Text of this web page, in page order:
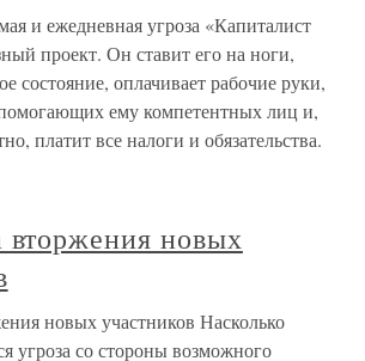
и ежедневная угроза «Капиталист
проект. Он ставит его на ноги,
состояние, оплачивает рабочие руки,
ему компетентных лиц и,
платит все налоги и обязательства.
вторжения новых
новых участников Насколько
угроза со стороны возможного